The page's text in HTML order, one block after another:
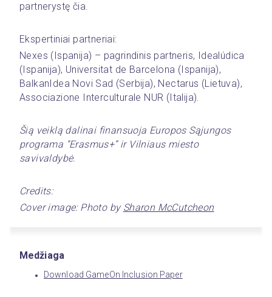
partnerystę čia.
Ekspertiniai partneriai:
﻿Nexes (Ispanija) – pagrindinis partneris, Idealúdica
(Ispanija), Universitat de Barcelona (Ispanija),
BalkanIdea Novi Sad (Serbija), Nectarus (Lietuva),
Associazione Interculturale NUR (Italija).
Šią veiklą dalinai finansuoja Europos Sąjungos
programa “Erasmus+” ir Vilniaus miesto
savivaldybė.
Credits:
Cover image: Photo by Sharon McCutcheon
Medžiaga
Download GameOn Inclusion Paper